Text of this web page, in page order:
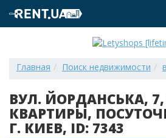
Главная Поиск недвижимости
ВУЛ. ЙОРДАНСЬКА,
КВАРТИРЫ,
Г. КИЕВ, ID: 7343